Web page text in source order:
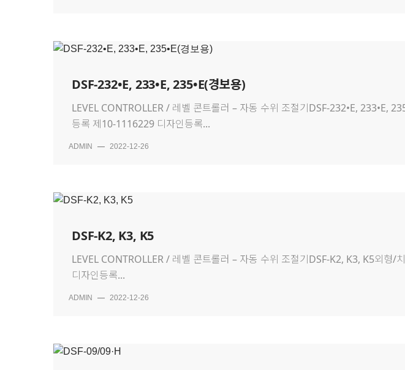
DSF-232•E, 233•E, 235•E(경보용)
LEVEL CONTROLLER / 레벨 콘트롤러 – 자동 수위 조절기DSF-232•E, 233•E,
등록 제10-1116229 디자인등록...
ADMIN — 2022-12-26
DSF-K2, K3, K5
LEVEL CONTROLLER / 레벨 콘트롤러 – 자동 수위 조절기DSF-K2, K3, K5외형/
디자인등록...
ADMIN — 2022-12-26